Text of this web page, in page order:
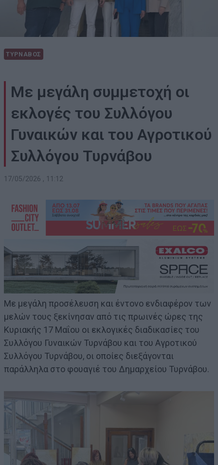
ΤΥΡΝΑΒΟΣ
Με μεγάλη συμμετοχή οι
εκλογές του Συλλόγου
Γυναικών και του Αγροτικού
Συλλόγου Τυρνάβου
17/05/2026 , 11:12
Με μεγάλη προσέλευση και έντονο ενδιαφέρον των
μελών τους ξεκίνησαν από τις πρωινές ώρες της
Κυριακής 17 Μαΐου οι εκλογικές διαδικασίες του
Συλλόγου Γυναικών Τυρνάβου και του Αγροτικού
Συλλόγου Τυρνάβου, οι οποίες διεξάγονται
παράλληλα στο φουαγιέ του Δημαρχείου Τυρνάβου.